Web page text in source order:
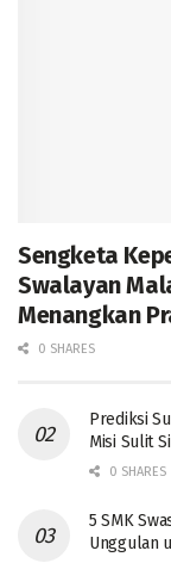
Sengketa
Swalayan
Menangkan
0 SHARES
Prediksi
Misi Sulit
0 SHARES
5 SMK
Unggulan